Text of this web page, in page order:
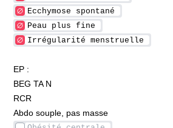
EP :
BEG TA N
RCR
Abdo souple, pas masse